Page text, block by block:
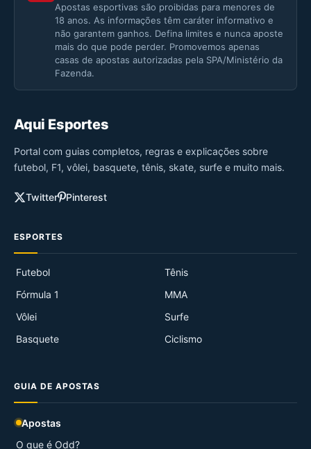
Apostas esportivas são proibidas para menores de
18 anos. As informações têm caráter informativo e
não garantem ganhos. Defina limites e nunca aposte
mais do que pode perder. Promovemos apenas
casas de apostas autorizadas pela SPA/Ministério da
Fazenda.
Aqui Esportes
Portal com guias completos, regras e explicações sobre
futebol, F1, vôlei, basquete, tênis, skate, surfe e muito mais.
Twitter Pinterest
ESPORTES
Futebol
Fórmula 1
Vôlei
Basquete
Tênis
MMA
Surfe
Ciclismo
GUIA DE APOSTAS
Apostas
O que é Odd?